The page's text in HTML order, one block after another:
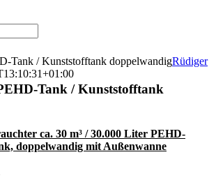
Tank / Kunststofftank doppelwandigRüdiger
Tank / Kunststofftank
ca. 30 m³ / 30.000 Liter PEHD-
doppelwandig mit Außenwanne